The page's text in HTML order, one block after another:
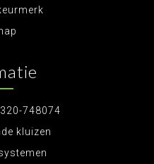
748074
kluizen